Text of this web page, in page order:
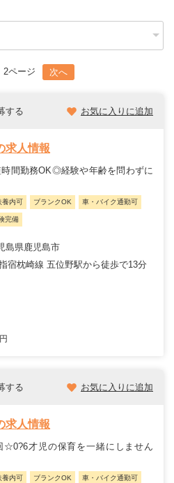
2ページ 次へ
する お気に入りに追加
求人情報
間勤務OK◎経験や年齢を問わずに
養内可 ブランクOK 車・バイク通勤可
完備
島県鹿児島市
宿枕崎線 五位野駅から徒歩で13分
する お気に入りに追加
求人情報
才児の保育を一緒にしません
養内可 ブランクOK 車・バイク通勤可